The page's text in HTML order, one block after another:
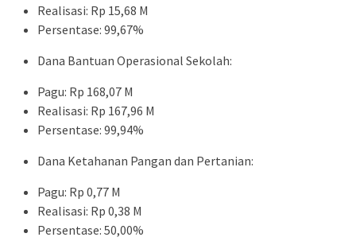
Realisasi: Rp 15,68 M
Persentase: 99,67%
Dana Bantuan Operasional Sekolah:
Pagu: Rp 168,07 M
Realisasi: Rp 167,96 M
Persentase: 99,94%
Dana Ketahanan Pangan dan Pertanian:
Pagu: Rp 0,77 M
Realisasi: Rp 0,38 M
Persentase: 50,00%